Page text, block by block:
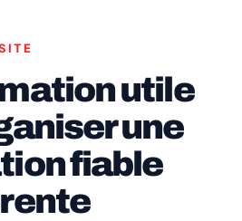
utile
une
fiable